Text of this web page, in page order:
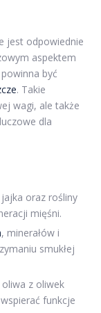
jest odpowiednie
aspektem
być
. Takie
wagi, ale także
dla
oraz rośliny
mięśni.
, minerałów i
smukłej
z oliwek
funkcje